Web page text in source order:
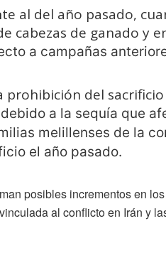
al del año pasado,
cabezas de ganado y
a campañas
prohibición del
a la sequía que
melillenses de la
el año pasado.
posibles incrementos en
al conflicto en Irán y